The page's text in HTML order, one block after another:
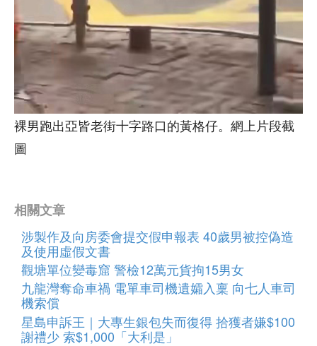
裸男跑出亞皆老街十字路口的黃格仔。網上片段截
圖
相關文章
涉製作及向房委會提交假申報表 40歲男被控偽造
及使用虛假文書
觀塘單位變毒窟 警檢12萬元貨拘15男女
九龍灣奪命車禍 電單車司機遺孀入稟 向七人車司
機索償
星島申訴王｜大專生銀包失而復得 拾獲者嫌$100
謝禮少 索$1,000「大利是」